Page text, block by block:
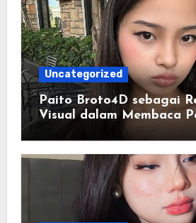
Uncategorized
Paito Broto4D sebagai
Visual dalam Membaca